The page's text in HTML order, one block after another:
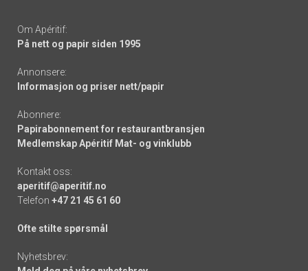
Om Apéritif:
På nett og papir siden 1995
Annonsere:
Informasjon og priser nett/papir
Abonnere:
Papirabonnement for restaurantbransjen
Medlemskap Apéritif Mat- og vinklubb
Kontakt oss:
aperitif@aperitif.no
Telefon +47 21 45 61 60
Ofte stilte spørsmål
Nyhetsbrev: